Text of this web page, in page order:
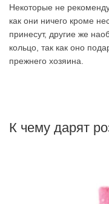
Некоторые не
как они ничего кроме
принесут, другие же
кольцо, так как оно
прежнего хозяина.
К чему дарят